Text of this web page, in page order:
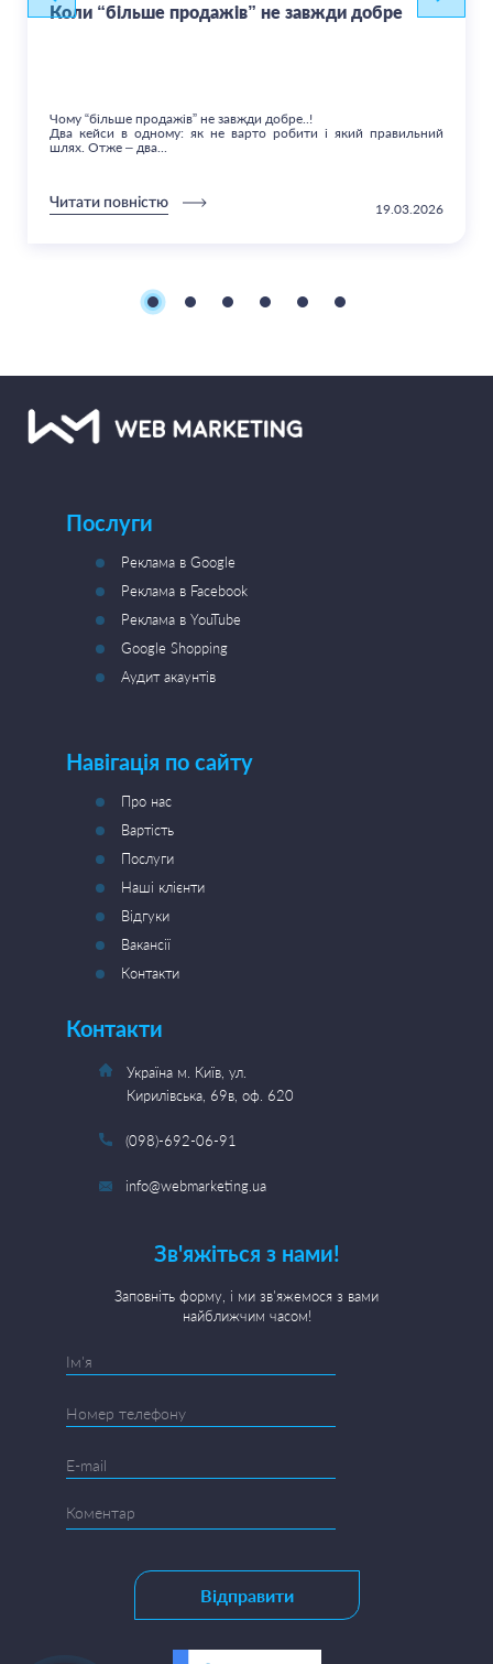
Коли “більше продажів” не завжди добре
Чому “більше продажів” не завжди добре..!
Два кейси в одному: як не варто робити і який правильний
шлях. Отже – два...
Читати повністю 19.03.2026
Послуги
Реклама в Google
Реклама в Facebook
Реклама в YouTube
Google Shopping
Аудит акаунтів
Навігація по сайту
Про нас
Вартість
Послуги
Наші клієнти
Відгуки
Вакансії
Контакти
Контакти
Україна м. Київ, ул.
Кирилівська, 69в, оф. 620
(098)-692-06-91
info@webmarketing.ua
Зв'яжіться з нами!
Заповніть форму, і ми зв'яжемося з вами
найближчим часом!
Відправити